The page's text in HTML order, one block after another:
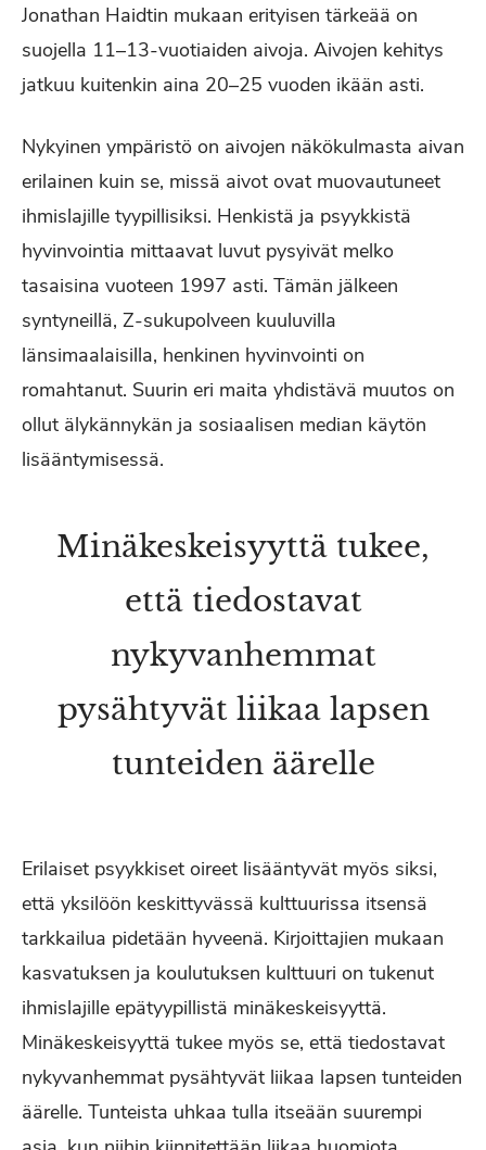
Jonathan Haidtin mukaan erityisen tärkeää on
suojella 11–13-vuotiaiden aivoja. Aivojen kehitys
jatkuu kuitenkin aina 20–25 vuoden ikään asti.
Nykyinen ympäristö on aivojen näkökulmasta aivan
erilainen kuin se, missä aivot ovat muovautuneet
ihmislajille tyypillisiksi. Henkistä ja psyykkistä
hyvinvointia mittaavat luvut pysyivät melko
tasaisina vuoteen 1997 asti. Tämän jälkeen
syntyneillä, Z-sukupolveen kuuluvilla
länsimaalaisilla, henkinen hyvinvointi on
romahtanut. Suurin eri maita yhdistävä muutos on
ollut älykännykän ja sosiaalisen median käytön
lisääntymisessä.
Minäkeskeisyyttä tukee,
että tiedostavat
nykyvanhemmat
pysähtyvät liikaa lapsen
tunteiden äärelle
Erilaiset psyykkiset oireet lisääntyvät myös siksi,
että yksilöön keskittyvässä kulttuurissa itsensä
tarkkailua pidetään hyveenä. Kirjoittajien mukaan
kasvatuksen ja koulutuksen kulttuuri on tukenut
ihmislajille epätyypillistä minäkeskeisyyttä.
Minäkeskeisyyttä tukee myös se, että tiedostavat
nykyvanhemmat pysähtyvät liikaa lapsen tunteiden
äärelle. Tunteista uhkaa tulla itseään suurempi